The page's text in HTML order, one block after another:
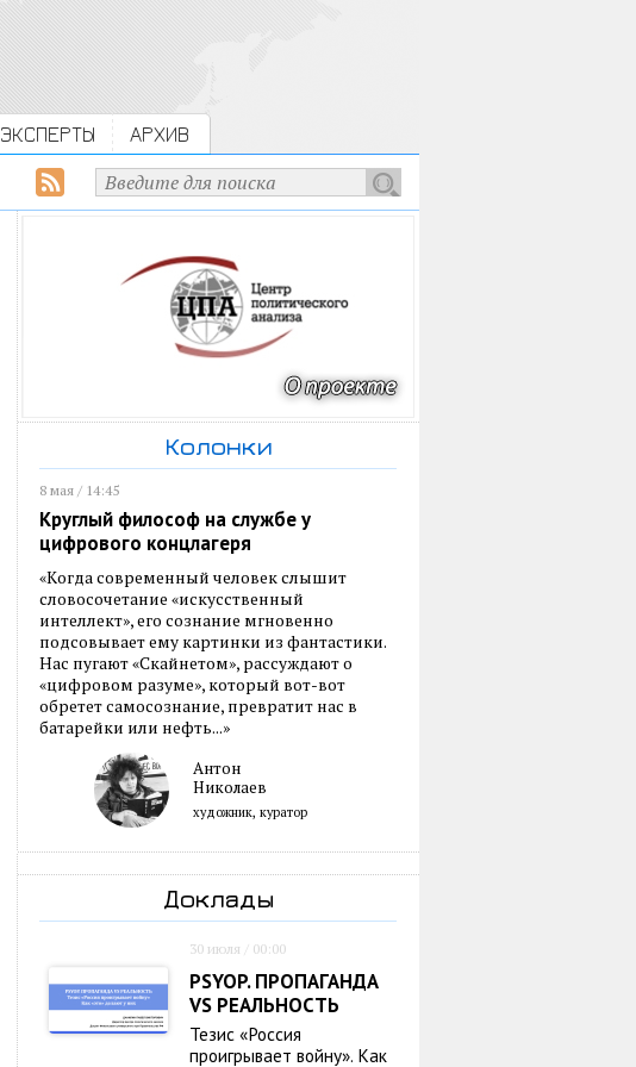
ЭКСПЕРТЫ АРХИВ
Колонки
8 мая / 14:45
Круглый философ на службе у
цифрового концлагеря
«Когда современный человек слышит
словосочетание «искусственный
интеллект», его сознание мгновенно
подсовывает ему картинки из фантастики.
Нас пугают «Скайнетом», рассуждают о
«цифровом разуме», который вот-вот
обретет самосознание, превратит нас в
батарейки или нефть...»
Антон
Николаев
художник, куратор
Доклады
30 июля / 00:00
PSYOP. ПРОПАГАНДА
VS РЕАЛЬНОСТЬ
Тезис «Россия
проигрывает войну». Как